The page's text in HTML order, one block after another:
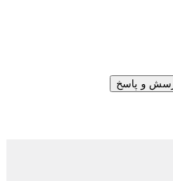
و پاسخ